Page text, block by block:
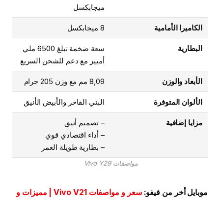
ميجابكسل
الكاميرا الأمامية 8 ميجابكسل
البطارية
سعة ضخمة تبلغ 6500 ملي
أمبير مع دعم للشحن السريع
الأبعاد والوزن 8,09 مم مع وزن 205 جرام
الألوان المتوفرة البني الفاخر والأبيض الأنيق
مزايا إضافية
– تصميم أنيق
– أداء اقتصادي قوي
– بطارية طويلة العمر
مواصفات Vivo Y29
موبايل أخر من فيفو:
سعر و مواصفات Vivo V21 | مميزات و